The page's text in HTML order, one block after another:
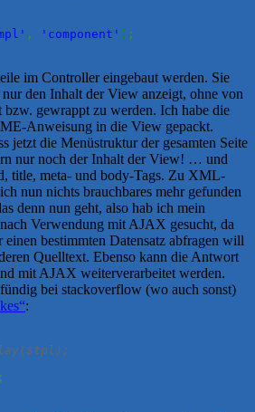
, 'component' ) ;
im Controller eingebaut werden. Sie
den Inhalt der View anzeigt, ohne von
bzw. gewrappt zu werden. Ich habe die
Anweisung in die View gepackt.
jetzt die Menüstruktur der gesamten Seite
nur noch der Inhalt der View! … und
title, meta- und body-Tags. Zu XML-
nun nichts brauchbares mehr gefunden
denn nun geht, also hab ich mein
Verwendung mit AJAX gesucht, da
einen bestimmten Datensatz abfragen will
Quelltext. Ebenso kann die Antwort
mit AJAX weiterverarbeitet werden.
bei stackoverflow (wo auch sonst)
:
;